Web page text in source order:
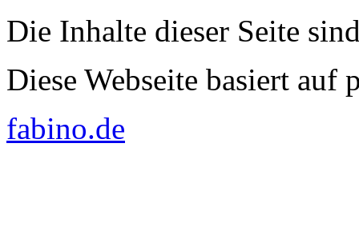
Die Inhalte dieser Seite
Diese Webseite basiert auf
fabino.de